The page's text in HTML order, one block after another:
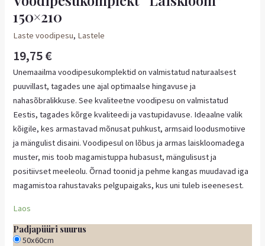
150×210
Laste voodipesu, Lastele
19,75€
Unemaailma voodipesukomplektid on valmistatud naturaalsest
puuvillast, tagades une ajal optimaalse hingavuse ja
nahasõbralikkuse. See kvaliteetne voodipesu on valmistatud
Eestis, tagades kõrge kvaliteedi ja vastupidavuse. Ideaalne valik
kõigile, kes armastavad mõnusat puhkust, armsaid loodusmotiive
ja mängulist disaini. Voodipesul on lõbus ja armas laiskloomadega
muster, mis toob magamistuppa hubasust, mängulisust ja
positiivset meeleolu. Õrnad toonid ja pehme kangas muudavad iga
magamistoa rahustavaks pelgupaigaks, kus uni tuleb iseenesest.
Laos
Padjapüüri suurus
50x60cm